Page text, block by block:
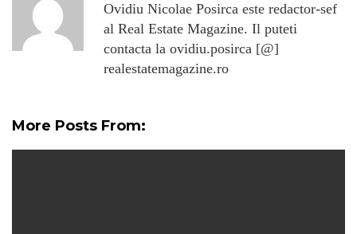
Ovidiu Nicolae Posirca este redactor-sef
al Real Estate Magazine. Il puteti
contacta la ovidiu.posirca [@]
realestatemagazine.ro
More Posts From: